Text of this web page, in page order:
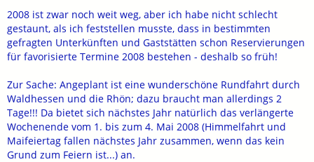
2008 ist zwar noch weit weg, aber ich habe nicht schlecht
gestaunt, als ich feststellen musste, dass in bestimmten
gefragten Unterkünften und Gaststätten schon Reservierungen
für favorisierte Termine 2008 bestehen - deshalb so früh!
Zur Sache: Angeplant ist eine wunderschöne Rundfahrt durch
Waldhessen und die Rhön; dazu braucht man allerdings 2
Tage!!! Da bietet sich nächstes Jahr natürlich das verlängerte
Wochenende vom 1. bis zum 4. Mai 2008 (Himmelfahrt und
Maifeiertag fallen nächstes Jahr zusammen, wenn das kein
Grund zum Feiern ist...) an.